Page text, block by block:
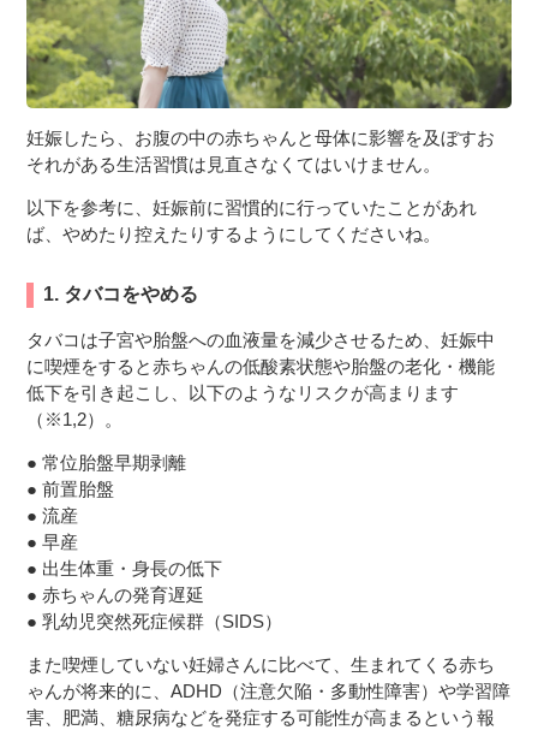
妊娠したら、お腹の中の赤ちゃんと母体に影響を及ぼすお
それがある生活習慣は見直さなくてはいけません。
以下を参考に、妊娠前に習慣的に行っていたことがあれ
ば、やめたり控えたりするようにしてくださいね。
1. タバコをやめる
タバコは子宮や胎盤への血液量を減少させるため、妊娠中
に喫煙をすると赤ちゃんの低酸素状態や胎盤の老化・機能
低下を引き起こし、以下のようなリスクが高まります
（※1,2）。
● 常位胎盤早期剥離
● 前置胎盤
● 流産
● 早産
● 出生体重・身長の低下
● 赤ちゃんの発育遅延
● 乳幼児突然死症候群（SIDS）
また喫煙していない妊婦さんに比べて、生まれてくる赤ち
ゃんが将来的に、ADHD（注意欠陥・多動性障害）や学習障
害、肥満、糖尿病などを発症する可能性が高まるという報